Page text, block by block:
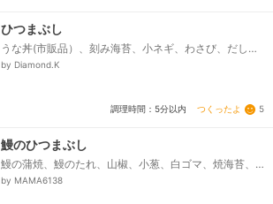
ひつまぶし
うな丼(市販品）、刻み海苔、小ネギ、わさび、だしの
素、水
by Diamond.K
調理時間：5分以内 つくったよ 5
鰻のひつまぶし
鰻の蒲焼、鰻のたれ、山椒、小葱、白ゴマ、焼海苔、
ご飯
by MAMA6138